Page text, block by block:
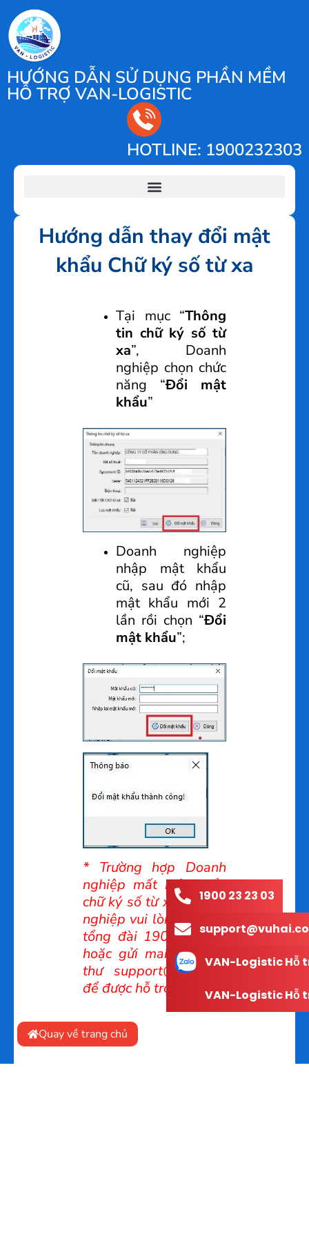
HƯỚNG DẪN SỬ DỤNG PHẦN MỀM
HỖ TRỢ VAN-LOGISTIC
HOTLINE: 1900232303
Quay về trang chủ
Hướng dẫn thay đổi mật
khẩu Chữ ký số từ xa
Tại mục “Thông
tin chữ ký số từ
xa”, Doanh
nghiệp chọn chức
năng “Đổi mật
khẩu”
Doanh nghiệp
nhập mật khẩu
cũ, sau đó nhập
mật khẩu mới 2
lần rồi chọn “Đổi
mật khẩu”;
* Trường hợp Doanh
nghiệp mất mật khẩu
chữ ký số từ xa, Doanh
nghiệp vui lòng liên hệ
tổng đài 1900232303
hoặc gửi mail về hòm
thư support@vuhai.co
để được hỗ trợ;
1900 23 23 03
support@vuhai.co
VAN-Logistic Hỗ
VAN-Logistic Hỗ